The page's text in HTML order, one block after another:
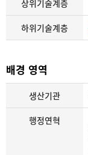
상위기술계층
하위기술계층
배경 영역
생산기관
행정연혁